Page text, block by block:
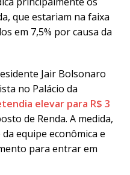
que estariam na faixa
em 7,5% por causa da
Jair Bolsonaro
no Palácio da
elevar para R$ 3
de Renda. A medida,
equipe econômica e
para entrar em